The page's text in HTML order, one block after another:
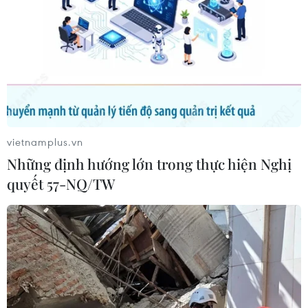
vietnamplus.vn
Những định hướng lớn trong thực hiện Nghị
quyết 57-NQ/TW